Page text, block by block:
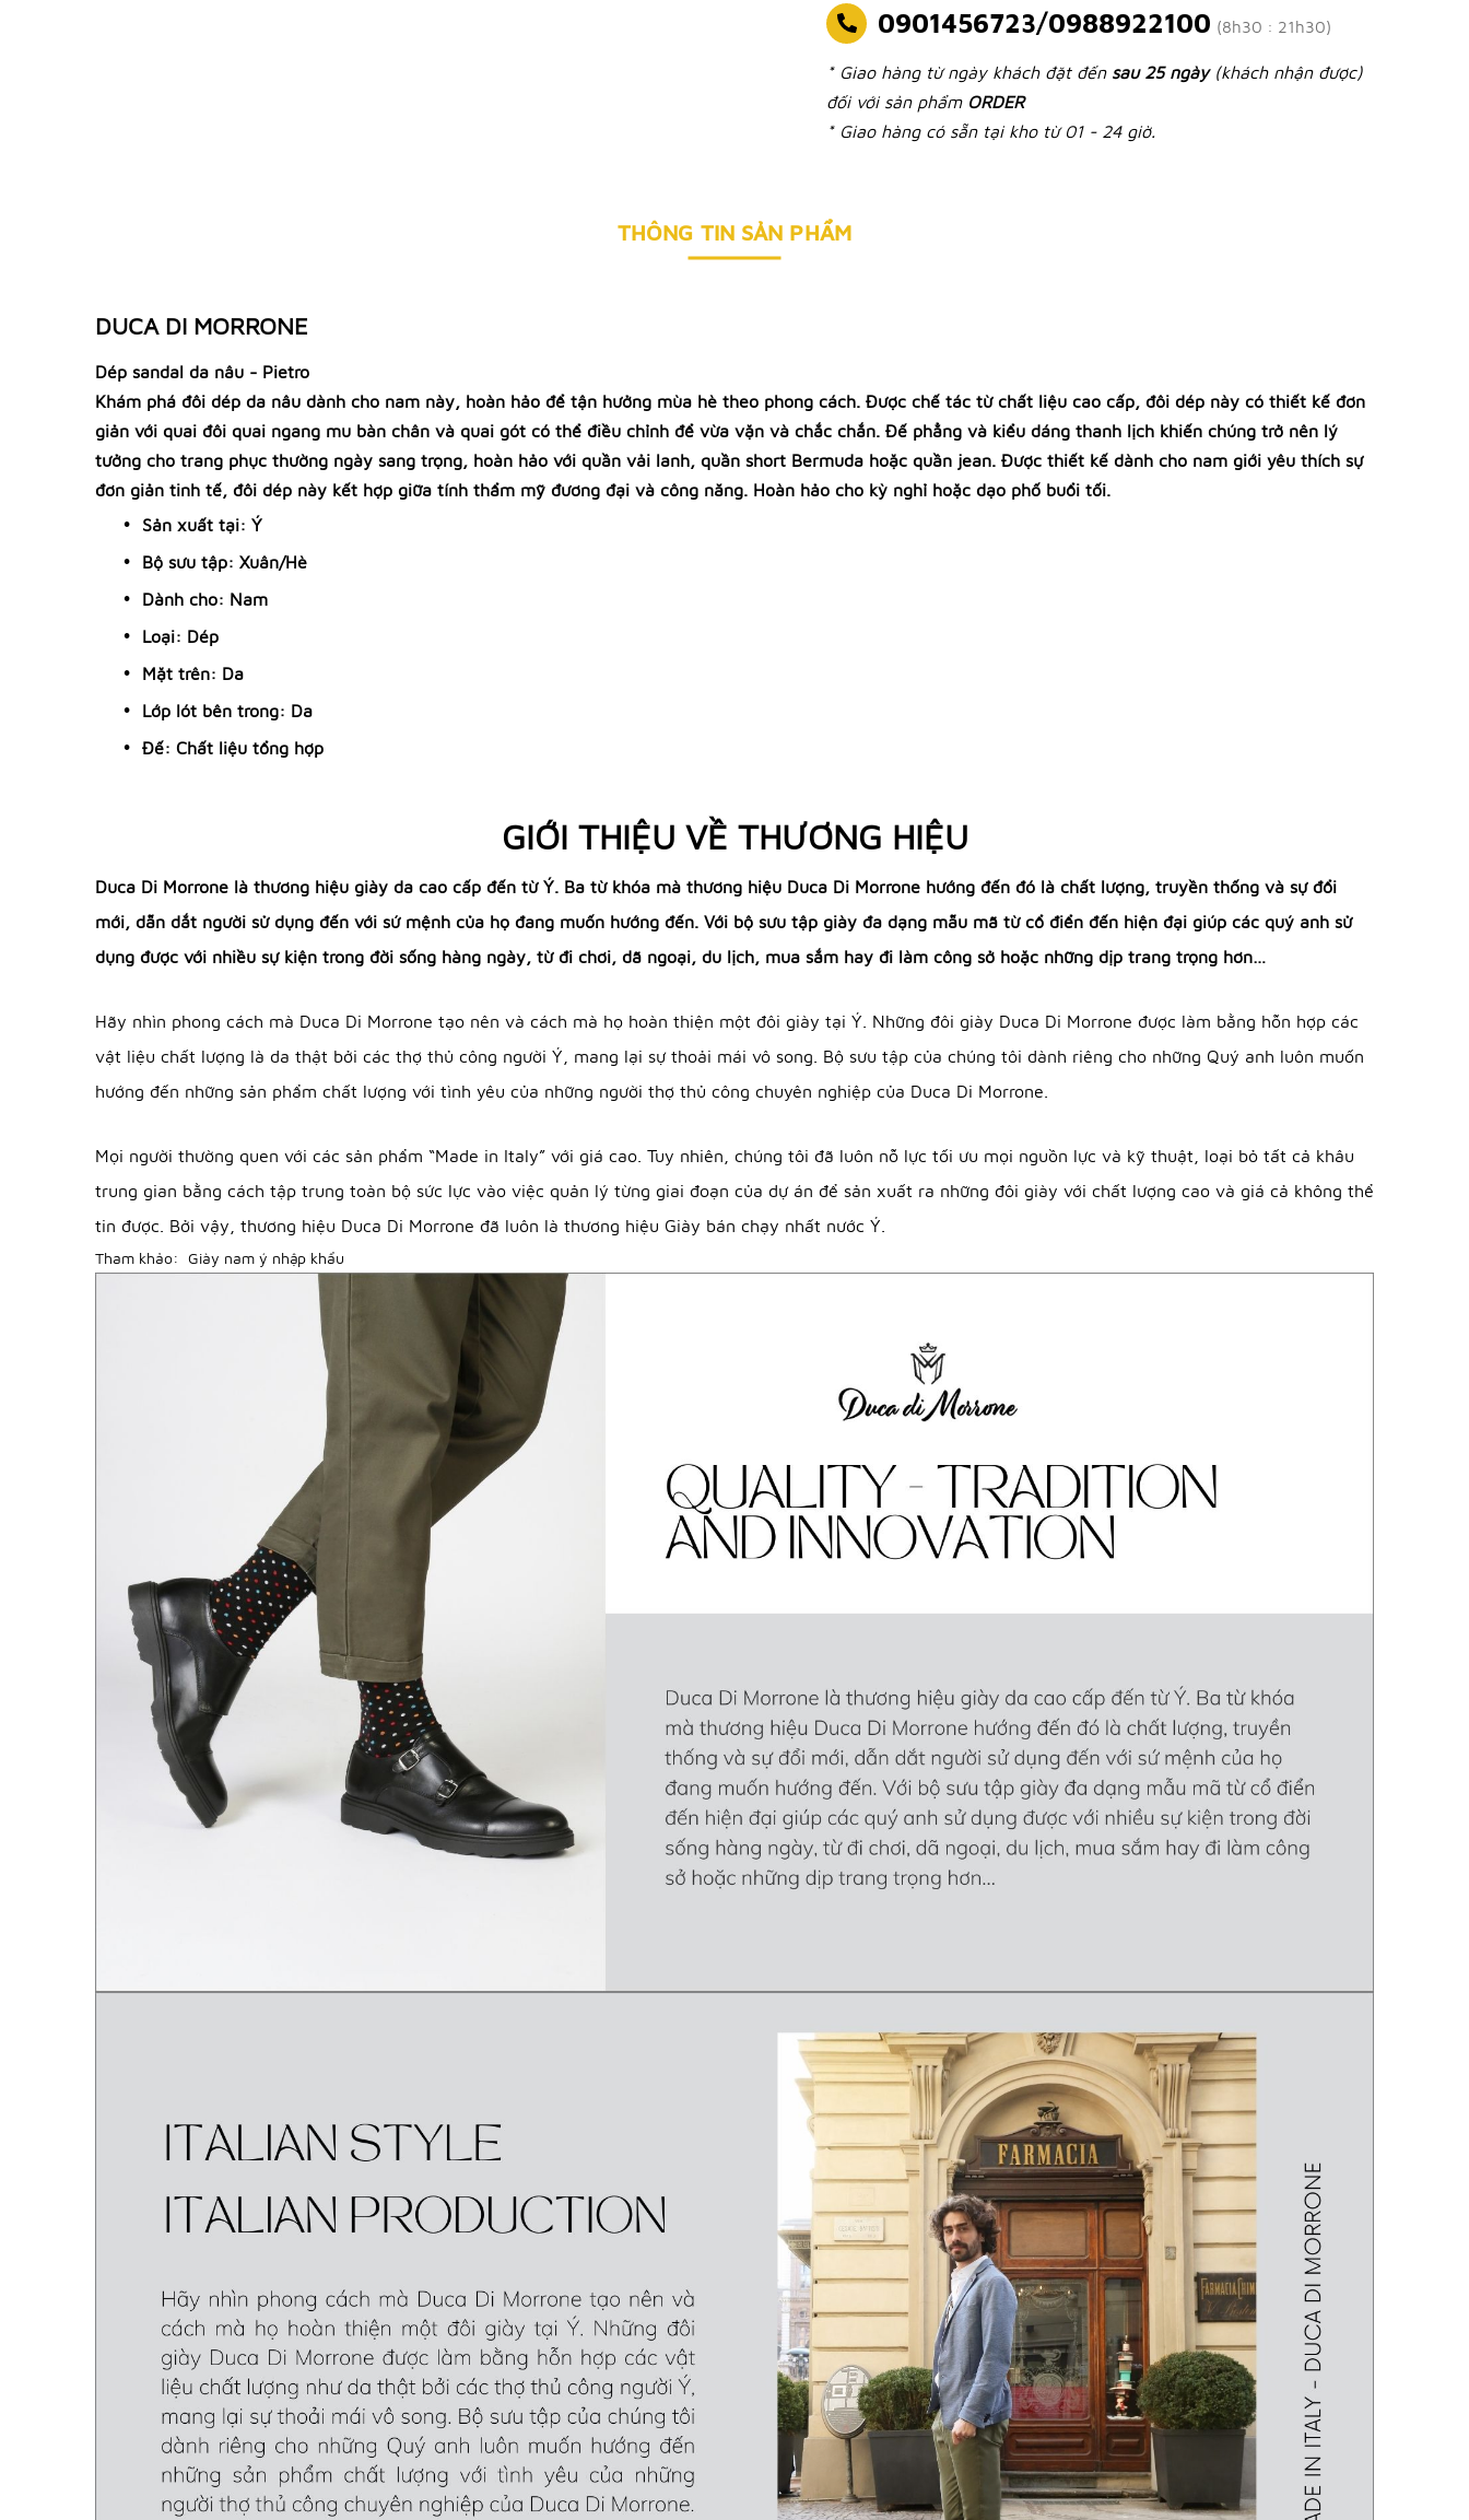
0901456723/0988922100 (8h30 : 21h30)
* Giao hàng từ ngày khách đặt đến sau 25 ngày (khách nhận được)
đối với sản phẩm ORDER
* Giao hàng có sẵn tại kho từ 01 - 24 giờ.
THÔNG TIN SẢN PHẨM
DUCA DI MORRONE
Dép sandal da nâu - Pietro
Khám phá đôi dép da nâu dành cho nam này, hoàn hảo để tận hưởng mùa hè theo phong cách. Được chế tác từ chất liệu cao cấp, đôi dép này có thiết kế đơn
giản với quai đôi quai ngang mu bàn chân và quai gót có thể điều chỉnh để vừa vặn và chắc chắn. Đế phẳng và kiểu dáng thanh lịch khiến chúng trở nên lý
tưởng cho trang phục thường ngày sang trọng, hoàn hảo với quần vải lanh, quần short Bermuda hoặc quần jean. Được thiết kế dành cho nam giới yêu thích sự
đơn giản tinh tế, đôi dép này kết hợp giữa tính thẩm mỹ đương đại và công năng. Hoàn hảo cho kỳ nghỉ hoặc dạo phố buổi tối.
Sản xuất tại: Ý
Bộ sưu tập: Xuân/Hè
Dành cho: Nam
Loại: Dép
Mặt trên: Da
Lớp lót bên trong: Da
Đế: Chất liệu tổng hợp
GIỚI THIỆU VỀ THƯƠNG HIỆU
Duca Di Morrone là thương hiệu giày da cao cấp đến từ Ý. Ba từ khóa mà thương hiệu Duca Di Morrone hướng đến đó là chất lượng, truyền thống và sự đổi
mới, dẫn dắt người sử dụng đến với sứ mệnh của họ đang muốn hướng đến. Với bộ sưu tập giày đa dạng mẫu mã từ cổ điển đến hiện đại giúp các quý anh sử
dụng được với nhiều sự kiện trong đời sống hàng ngày, từ đi chơi, dã ngoại, du lịch, mua sắm hay đi làm công sở hoặc những dịp trang trọng hơn…
Hãy nhìn phong cách mà Duca Di Morrone tạo nên và cách mà họ hoàn thiện một đôi giày tại Ý. Những đôi giày Duca Di Morrone được làm bằng hỗn hợp các
vật liệu chất lượng là da thật bởi các thợ thủ công người Ý, mang lại sự thoải mái vô song. Bộ sưu tập của chúng tôi dành riêng cho những Quý anh luôn muốn
hướng đến những sản phẩm chất lượng với tình yêu của những người thợ thủ công chuyên nghiệp của Duca Di Morrone.
Mọi người thường quen với các sản phẩm “Made in Italy” với giá cao. Tuy nhiên, chúng tôi đã luôn nỗ lực tối ưu mọi nguồn lực và kỹ thuật, loại bỏ tất cả khâu
trung gian bằng cách tập trung toàn bộ sức lực vào việc quản lý từng giai đoạn của dự án để sản xuất ra những đôi giày với chất lượng cao và giá cả không thể
tin được. Bởi vậy, thương hiệu Duca Di Morrone đã luôn là thương hiệu Giày bán chạy nhất nước Ý.
Tham khảo: Giày nam ý nhập khẩu